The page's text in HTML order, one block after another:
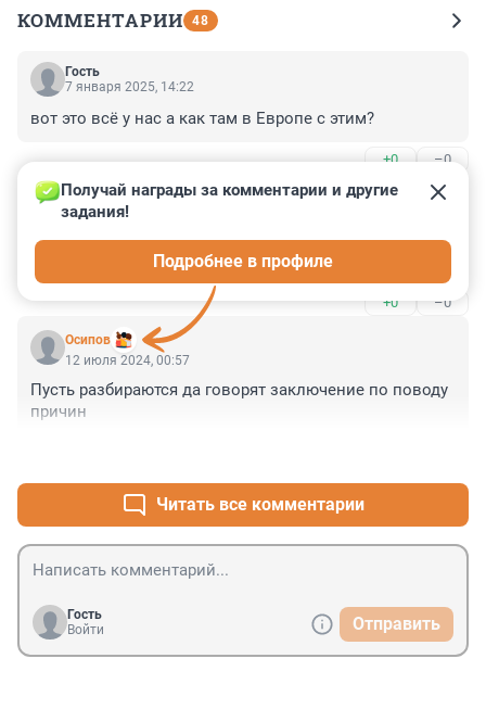
КОММЕНТАРИИ 48
Гость
7 января 2025, 14:22
вот это всё у нас а как там в Европе с этим?
+0 –0
Гость
7 января 2025, 14:17
как водители автобусов попадали за руль в СССР и
как сейчас, узнайте.да и в такси тоже.
+0 –0
Осипов
Получай награды за комментарии и другие
задания!
Подробнее в профиле
12 июля 2024, 00:57
Пусть разбираются да говорят заключение по поводу
причин
Читать все комментарии
Гость
Войти
Отправить